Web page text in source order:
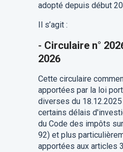
adopté depuis début
Il s’agit :
- Circulaire n°
2026
Cette circulaire
apportées par la loi
diverses du
certains délais
du Code des impôts
92) et plus
apportées aux articles